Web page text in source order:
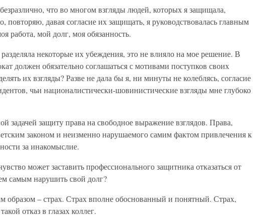
что во многом взгляды людей, которых я защищала,
повторяю, давая согласие их защищать, я руководствовалась главным
работа, мой долг, моя обязанность.
разделяла некоторые их убеждения, это не влияло на мое решение. В
должен обязательно соглашаться с мотивами поступков своих
их взгляды? Разве не дала бы я, ни минуты не колеблясь, согласие
чьи националистически-шовинистические взгляды мне глубоко
задачей защиту права на свободное выражение взглядов. Права,
законом и неизменно нарушаемого самим фактом привлечения к
за инакомыслие.
может заставить профессионального защитника отказаться от
самым нарушить свой долг?
образом – страх. Страх вполне обоснованный и понятный. Страх,
отказ в глазах коллег.